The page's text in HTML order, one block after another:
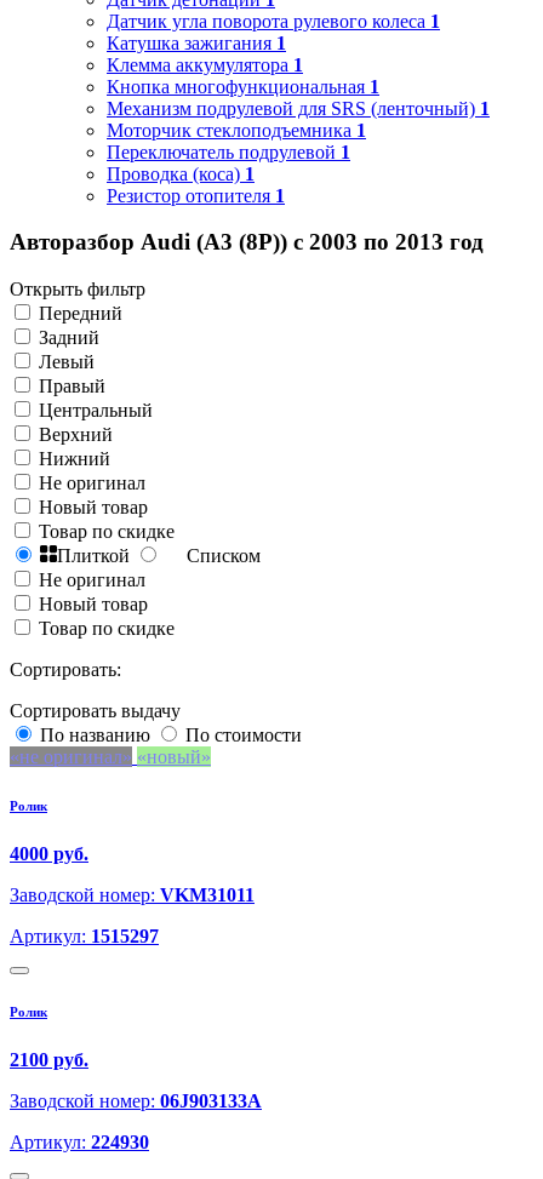
Датчик угла поворота рулевого колеса 1
Катушка зажигания 1
Клемма аккумулятора 1
Кнопка многофункциональная 1
Механизм подрулевой для SRS (ленточный) 1
Моторчик стеклоподъемника 1
Переключатель подрулевой 1
Проводка (коса) 1
Резистор отопителя 1
Авторазбор Audi (A3 (8P)) с 2003 по 2013 год
Открыть фильтр
Передний
Задний
Левый
Правый
Центральный
Верхний
Нижний
Не оригинал
Новый товар
Товар по скидке
Плиткой
Списком
Не оригинал
Новый товар
Товар по скидке
Сортировать:
Сортировать выдачу
По названию
По стоимости
не оригинал
новый
Ролик
4000 руб.
Заводской номер: VKM31011
Артикул: 1515297
Ролик
2100 руб.
Заводской номер: 06J903133A
Артикул: 224930